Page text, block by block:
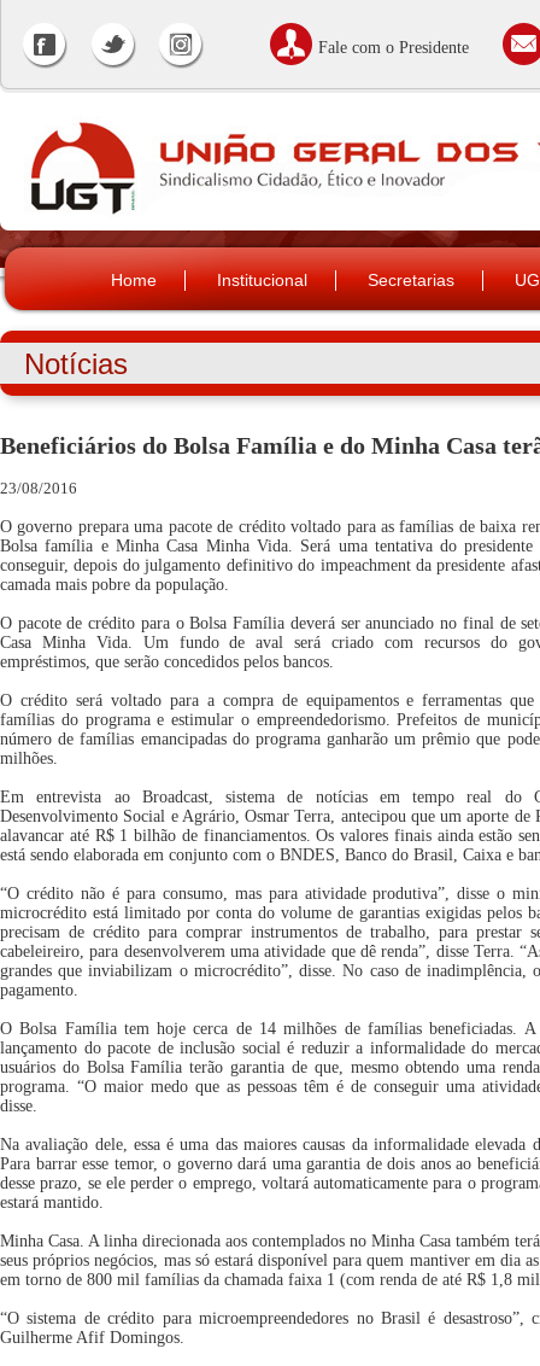
Fale com o Presidente
Home Institucional Secretarias
Notícias
Beneficiários do Bolsa Família e do Minha Casa
23/08/2016
O governo prepara uma pacote de crédito voltado para as famílias de baixa
Bolsa família e Minha Casa Minha Vida. Será uma tentativa do
conseguir, depois do julgamento definitivo do impeachment da presidente
camada mais pobre da população.
O pacote de crédito para o Bolsa Família deverá ser anunciado no final de
Casa Minha Vida. Um fundo de aval será criado com recursos do
empréstimos, que serão concedidos pelos bancos.
O crédito será voltado para a compra de equipamentos e ferramentas
famílias do programa e estimular o empreendedorismo. Prefeitos de
número de famílias emancipadas do programa ganharão um prêmio que
milhões.
Em entrevista ao Broadcast, sistema de notícias em tempo real do
Desenvolvimento Social e Agrário, Osmar Terra, antecipou que um aporte de
alavancar até R$ 1 bilhão de financiamentos. Os valores finais ainda estão
está sendo elaborada em conjunto com o BNDES, Banco do Brasil, Caixa e
“O crédito não é para consumo, mas para atividade produtiva”, disse o
microcrédito está limitado por conta do volume de garantias exigidas pelos
precisam de crédito para comprar instrumentos de trabalho, para prestar
cabeleireiro, para desenvolverem uma atividade que dê renda”, disse Terra.
grandes que inviabilizam o microcrédito”, disse. No caso de inadimplência,
pagamento.
O Bolsa Família tem hoje cerca de 14 milhões de famílias beneficiadas.
lançamento do pacote de inclusão social é reduzir a informalidade do
usuários do Bolsa Família terão garantia de que, mesmo obtendo uma
programa. “O maior medo que as pessoas têm é de conseguir uma
disse.
Na avaliação dele, essa é uma das maiores causas da informalidade elevada
Para barrar esse temor, o governo dará uma garantia de dois anos ao
desse prazo, se ele perder o emprego, voltará automaticamente para o
estará mantido.
Minha Casa. A linha direcionada aos contemplados no Minha Casa também
seus próprios negócios, mas só estará disponível para quem mantiver em dia
em torno de 800 mil famílias da chamada faixa 1 (com renda de até R$ 1,8
“O sistema de crédito para microempreendedores no Brasil é desastroso”,
Guilherme Afif Domingos.